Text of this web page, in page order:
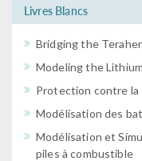
Livres Blancs
Bridging the
Modeling the
Protection contre la
Modélisation des
Modélisation et
piles à combustible